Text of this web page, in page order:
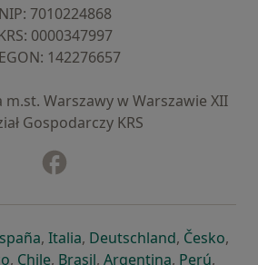
NIP: ⁠7010224868
⁠0000347997
⁠142276657
m.st. Warszawy w Warszawie XII
Gospodarczy KRS
nowej karcie
się w nowej karcie
otwiera się w nowej karcie
, Italiaotwiera się w nowej
, Deutschlandotwiera się
, Česko,
się w nowej karcie
otwiera się w nowej karcie
, Chileotwiera się w nowej karcie
, Brasilotwiera się w nowej
, Argentinaotwiera się
, Perú,